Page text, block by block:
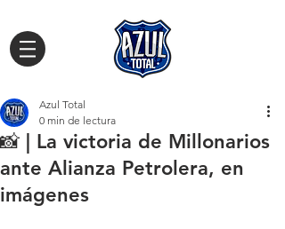
📸 | La victoria de Millonarios
ante Alianza Petrolera, en
imágenes
Azul Total
0 min de lectura